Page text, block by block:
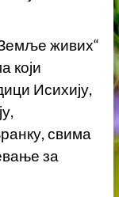
живих“
који
Исихију,
свима
за